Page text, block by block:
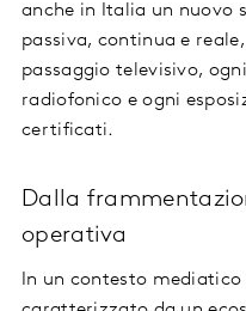
anche in Italia un nuovo
passiva, continua e
passaggio televisivo,
radiofonico e ogni
certificati.
Dalla
operativa
In un contesto mediatico